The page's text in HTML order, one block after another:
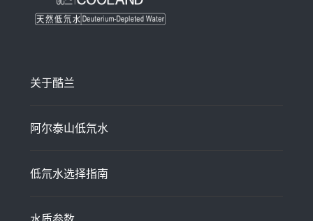
关于酷兰
阿尔泰山低氘水
低氘水选择指南